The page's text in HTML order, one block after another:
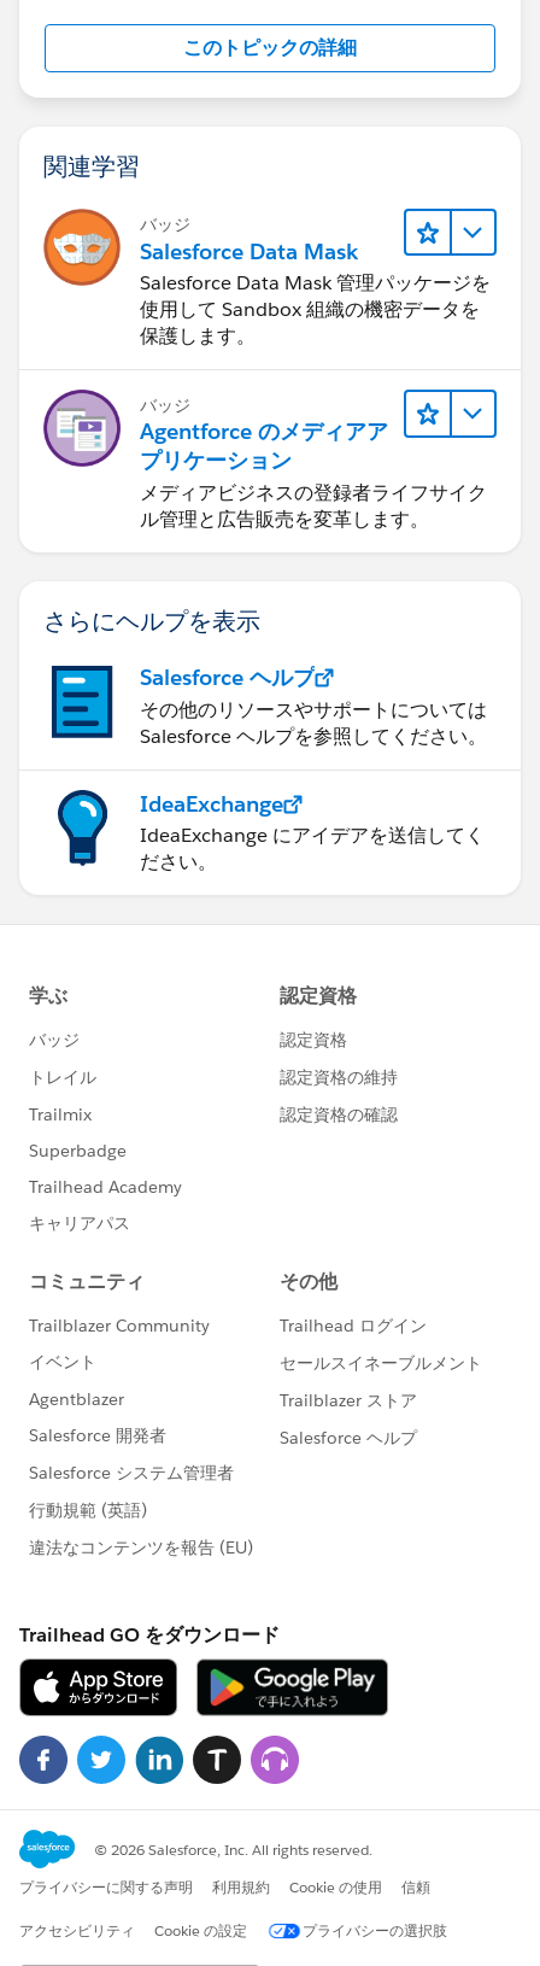
このトピックの詳細
関連学習
バッジ
Salesforce Data Mask
Salesforce Data Mask 管理パッケージを
使用して Sandbox 組織の機密データを
保護します。
バッジ
Agentforce のメディアア
プリケーション
メディアビジネスの登録者ライフサイク
ル管理と広告販売を変革します。
さらにヘルプを表示
Salesforce ヘルプ
その他のリソースやサポートについては
Salesforce ヘルプを参照してください。
IdeaExchange
IdeaExchange にアイデアを送信してく
ださい。